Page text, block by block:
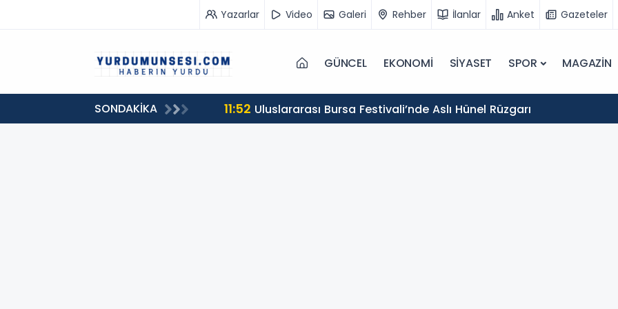
Yazarlar Video Galeri Rehber İlanlar Anket Gazeteler
GÜNCEL EKONOMİ SİYASET SPOR MAGAZİN
SONDAKİKA 11:52 Uluslararası Bursa Festivali’nde Aslı Hünel Rüzgarı